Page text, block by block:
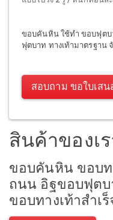
ขอบคันหิน ใช้ทำ ขอบฟุต
ฟุตบาท ทางเท้ามาตรฐาน
สอบถาม ขอใบเสน
สินค้าของเ
ขอบคันหิน ขอบท
ถนน อิฐขอบฟุต
ขอบทางเท้าสำเ